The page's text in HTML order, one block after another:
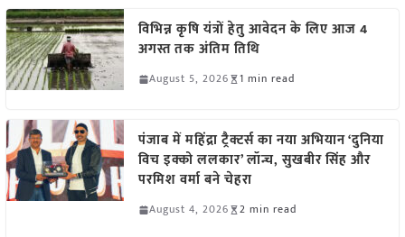
विभिन्न कृषि यंत्रों हेतु आवेदन के लिए आज 4
अगस्त तक अंतिम तिथि
August 5, 2026 1 min read
पंजाब में महिंद्रा ट्रैक्टर्स का नया अभियान ‘दुनिया
विच इक्को ललकार’ लॉन्च, सुखबीर सिंह और
परमिश वर्मा बने चेहरा
August 4, 2026 2 min read